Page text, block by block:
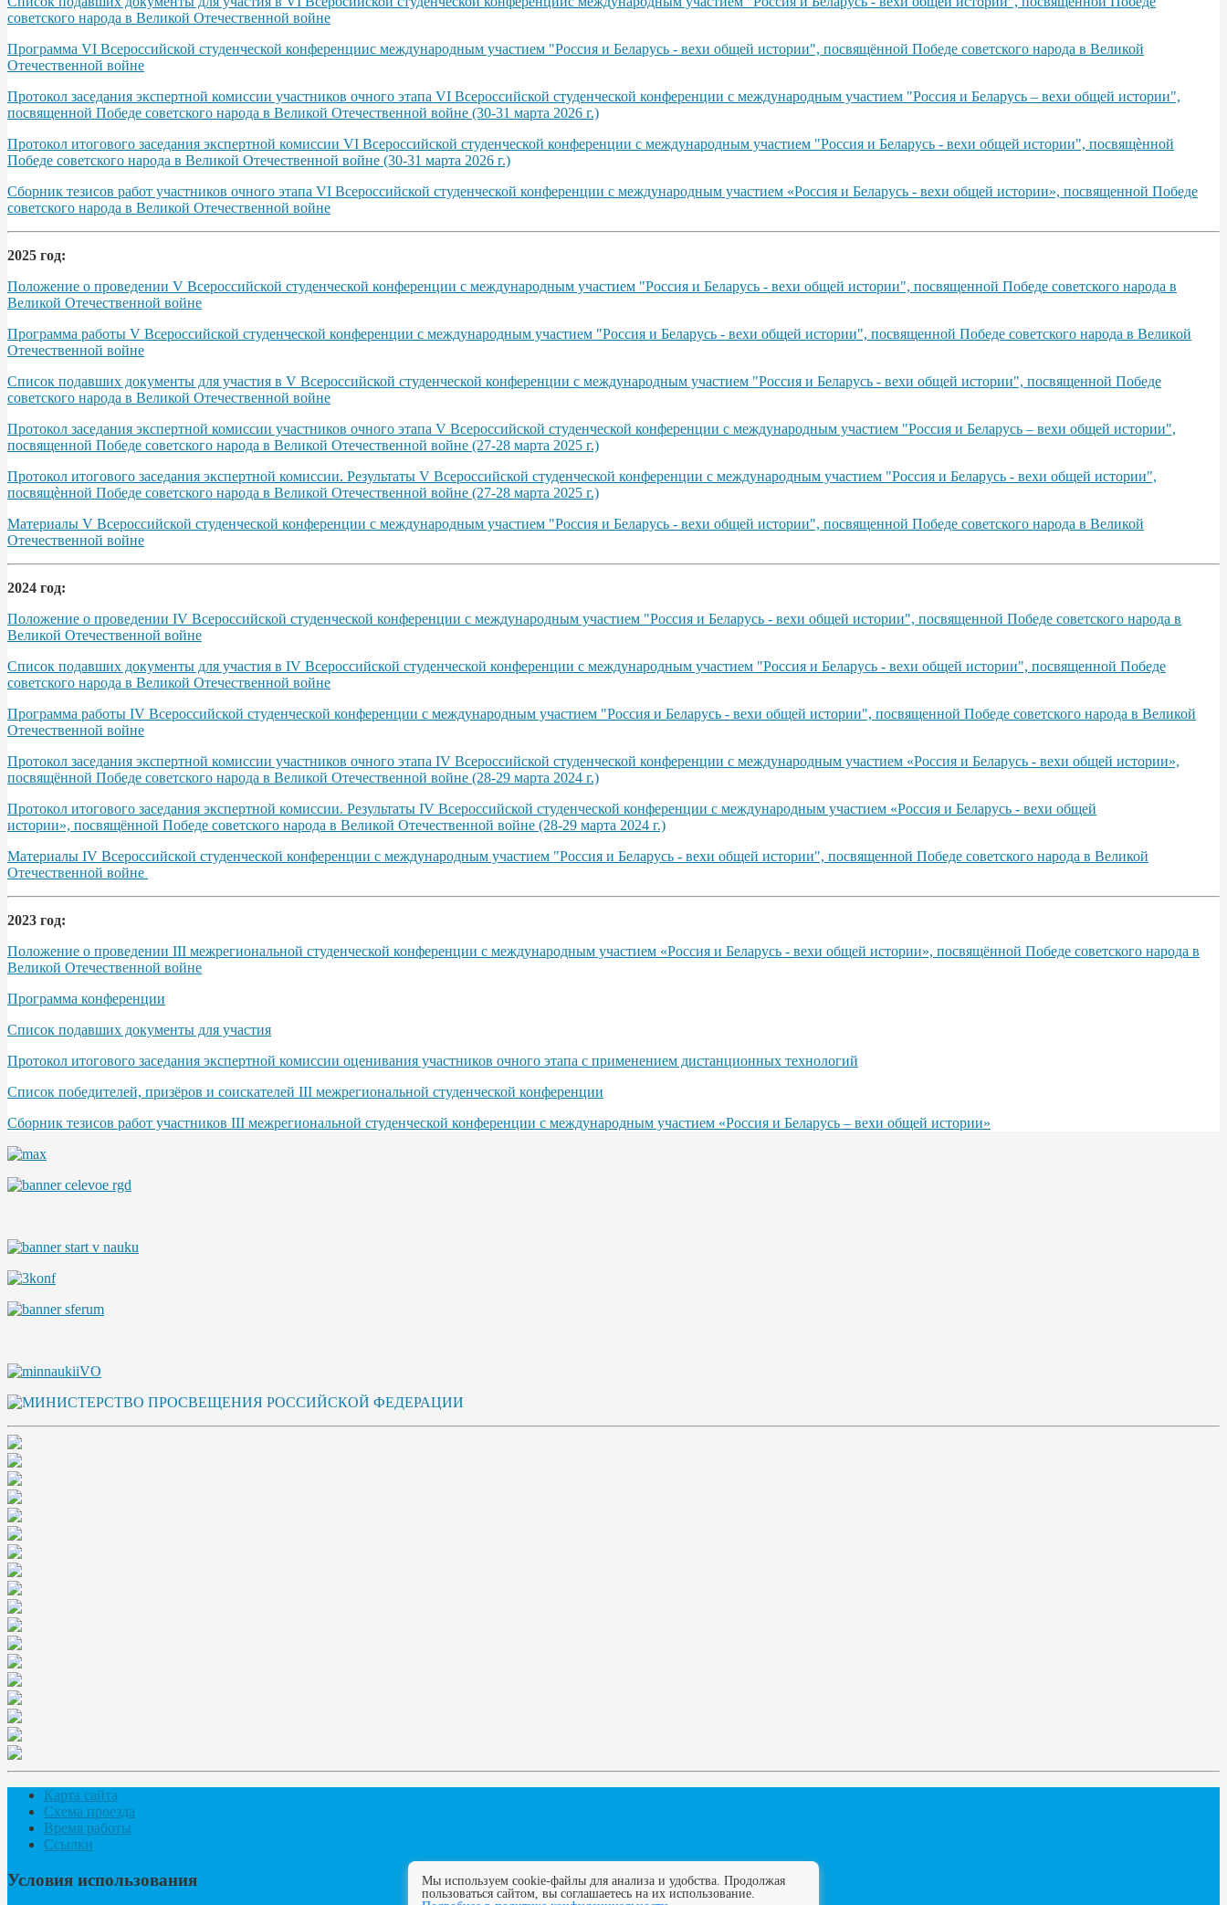
советского народа в Великой Отечественной войне
Программа VІ Всероссийской студенческой конференциис международным участием "Россия и Беларусь - вехи общей истории", посвящённой Победе советского народа в Великой
Отечественной войне
Протокол заседания экспертной комиссии участников очного этапа VI Всероссийской студенческой конференции с международным участием "Россия и Беларусь – вехи общей истории",
посвященной Победе советского народа в Великой Отечественной войне (30-31 марта 2026 г.)
Протокол итогового заседания экспертной комиссии VI Всероссийской студенческой конференции с международным участием "Россия и Беларусь - вехи общей истории", посвящѐнной
Победе советского народа в Великой Отечественной войне (30-31 марта 2026 г.)
Сборник тезисов работ участников очного этапа VІ Всероссийской студенческой конференции с международным участием «Россия и Беларусь - вехи общей истории», посвященной Победе
советского народа в Великой Отечественной войне
2025 год:
Положение о проведении V Всероссийской студенческой конференции с международным участием "Россия и Беларусь - вехи общей истории", посвященной Победе советского народа в
Великой Отечественной войне
Программа работы V Всероссийской студенческой конференции с международным участием "Россия и Беларусь - вехи общей истории", посвященной Победе советского народа в Великой
Отечественной войне
Список подавших документы для участия в V Всероссийской студенческой конференции с международным участием "Россия и Беларусь - вехи общей истории", посвященной Победе
советского народа в Великой Отечественной войне
Протокол заседания экспертной комиссии участников очного этапа V Всероссийской студенческой конференции с международным участием "Россия и Беларусь – вехи общей истории",
посвященной Победе советского народа в Великой Отечественной войне (27-28 марта 2025 г.)
Протокол итогового заседания экспертной комиссии. Результаты V Всероссийской студенческой конференции с международным участием "Россия и Беларусь - вехи общей истории",
посвящѐнной Победе советского народа в Великой Отечественной войне (27-28 марта 2025 г.)
Материалы V Всероссийской студенческой конференции с международным участием "Россия и Беларусь - вехи общей истории", посвященной Победе советского народа в Великой
Отечественной войне
2024 год:
Положение о проведении IV Всероссийской студенческой конференции с международным участием "Россия и Беларусь - вехи общей истории", посвященной Победе советского народа в
Великой Отечественной войне
Список подавших документы для участия в IV Всероссийской студенческой конференции с международным участием "Россия и Беларусь - вехи общей истории", посвященной Победе
советского народа в Великой Отечественной войне
Программа работы IV Всероссийской студенческой конференции с международным участием "Россия и Беларусь - вехи общей истории", посвященной Победе советского народа в Великой
Отечественной войне
Протокол заседания экспертной комиссии участников очного этапа IV Всероссийской студенческой конференции с международным участием «Россия и Беларусь - вехи общей истории»,
посвящённой Победе советского народа в Великой Отечественной войне (28-29 марта 2024 г.)
Протокол итогового заседания экспертной комиссии. Результаты IV Всероссийской студенческой конференции с международным участием «Россия и Беларусь - вехи общей
истории», посвящённой Победе советского народа в Великой Отечественной войне (28-29 марта 2024 г.)
Материалы IV Всероссийской студенческой конференции с международным участием "Россия и Беларусь - вехи общей истории", посвященной Победе советского народа в Великой
Отечественной войне
2023 год:
Положение о проведении III межрегиональной студенческой конференции с международным участием «Россия и Беларусь - вехи общей истории», посвящённой Победе советского народа в
Великой Отечественной войне
Программа конференции
Список подавших документы для участия
Протокол итогового заседания экспертной комиссии оценивания участников очного этапа с применением дистанционных технологий
Список победителей, призёров и соискателей III межрегиональной студенческой конференции
Сборник тезисов работ участников III межрегиональной студенческой конференции с международным участием «Россия и Беларусь – вехи общей истории»
Карта сайта
Схема проезда
Время работы
Ссылки
Условия использования
Мы используем cookie-файлы для анализа и удобства. Продолжая
пользоваться сайтом, вы соглашаетесь на их использование.